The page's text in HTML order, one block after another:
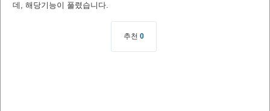
데, 해당기능이 풀렸습니다.
추천 0